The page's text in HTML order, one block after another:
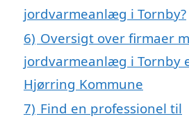
jordvarmeanlæg i Tornby?
6) Oversigt over firmaer
jordvarmeanlæg i Tornby
Hjørring Kommune
7) Find en professionel til